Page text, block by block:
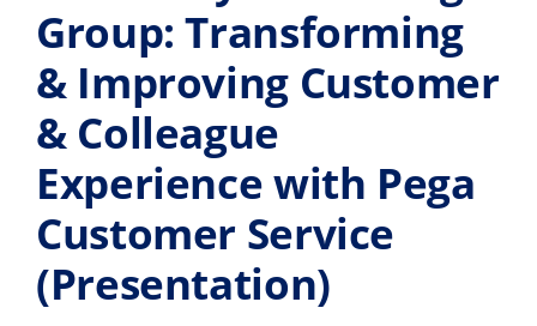
Group: Transforming
& Improving Customer
& Colleague
Experience with Pega
Customer Service
(Presentation)